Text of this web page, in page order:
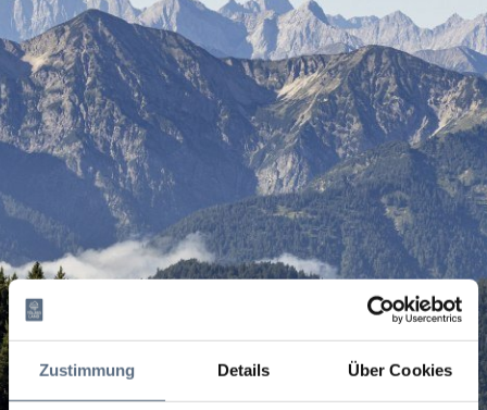
Zustimmung Details Über Cookies